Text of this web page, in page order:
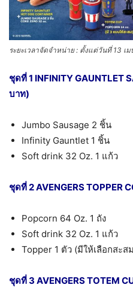
ระยะเวลาจัดจำหน่าย : ตั้งแต่วันที่ 13 เ
ชุดที่ 1 INFINITY GAUNTLET
บาท)
Jumbo Sausage 2 ชิ้น
Infinity Gauntlet 1 ชิ้น
Soft drink 32 Oz. 1 แก้ว
ชุดที่ 2 AVENGERS TOPPER
Popcorn 64 Oz. 1 ถัง
Soft drink 32 Oz. 1 แก้ว
Topper 1 ตัว (มีให้เลือกสะส
ชุดที่ 3 AVENGERS TOTEM